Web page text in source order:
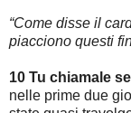
“Come disse il
piacciono questi
10 Tu chiamale
nelle prime due